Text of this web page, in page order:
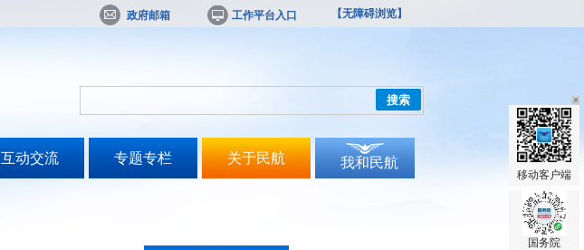
政府邮箱 工作平台入口 【无障碍浏览】
搜索
互动交流 专题专栏 关于民航 我和民航
移动客户端
国务院